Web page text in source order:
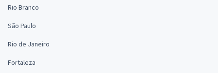
Rio Branco
São Paulo
Rio de Janeiro
Fortaleza